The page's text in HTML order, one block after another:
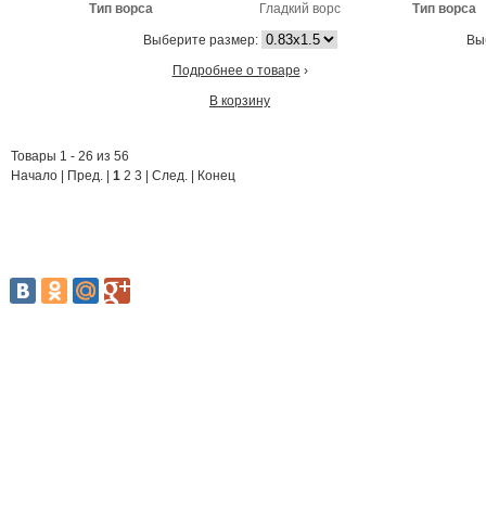
Тип ворса
Гладкий ворс
Выберите размер:
Подробнее о товаре ›
В корзину
Тип ворса
Товары 1 - 26 из 56
Начало | Пред. | 1 2 3 След. Конец